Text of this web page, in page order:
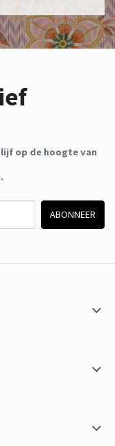
op de hoogte van
ABONNEER